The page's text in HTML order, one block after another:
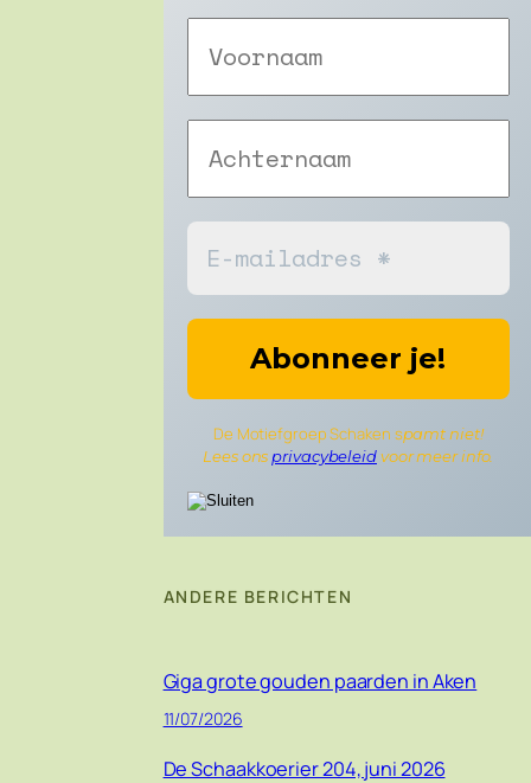
De Motiefgroep Schaken spamt niet!
Lees ons privacybeleidvoor meer info.
ANDERE BERICHTEN
Giga grote gouden paarden in Aken
11/07/2026
De Schaakkoerier 204, juni 2026